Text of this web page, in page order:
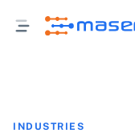
INDUSTRIES